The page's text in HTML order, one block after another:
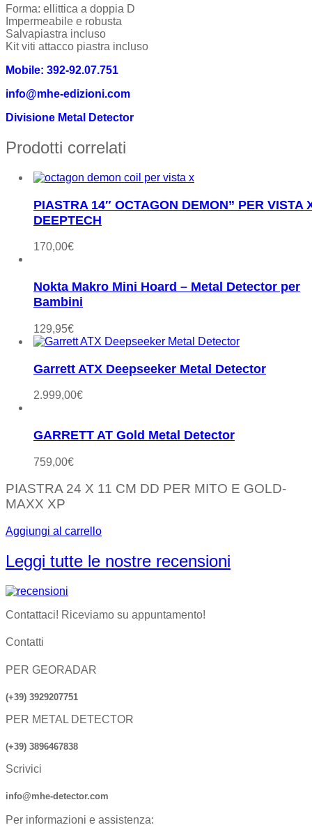
Forma: ellittica a doppia D
Impermeabile e robusta
Salvapiastra incluso
Kit viti attacco piastra incluso
Mobile: 392-92.07.751
info@mhe-edizioni.com
Divisione Metal Detector
Prodotti correlati
PIASTRA 14″ OCTAGON DEMON” PER VISTA
DEEPTECH
170,00€
Nokta Makro Mini Hoard – Metal Detector per
Bambini
129,95€
Garrett ATX Deepseeker Metal Detector
2.999,00€
GARRETT AT Gold Metal Detector
759,00€
PIASTRA 24 X 11 CM DD PER MITO E GOLD-
MAXX XP
Aggiungi al carrello
Leggi tutte le nostre recensioni
Contattaci! Riceviamo su appuntamento!
Contatti
PER GEORADAR
(+39) 3929207751
PER METAL DETECTOR
(+39) 3896467838
Scrivici
info@mhe-detector.com
Per informazioni e assistenza: